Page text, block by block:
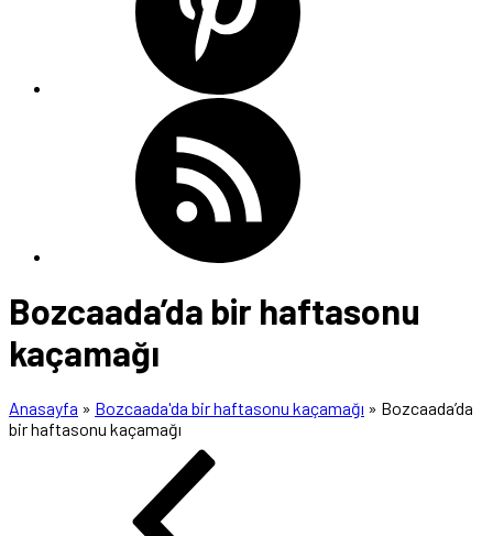
Bozcaada’da bir haftasonu
kaçamağı
Anasayfa » Bozcaada'da bir haftasonu kaçamağı » Bozcaada’da
bir haftasonu kaçamağı